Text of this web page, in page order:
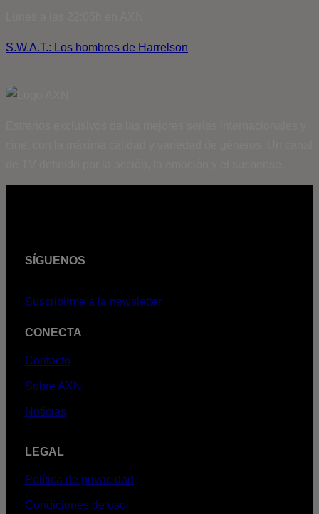
S.W.A.T.: Los hombres de Harrelson
SÍGUENOS
Suscribirme a la newsletter
CONECTA
Contacto
Sobre AXN
Noticias
LEGAL
Política de privacidad
Condiciones de uso